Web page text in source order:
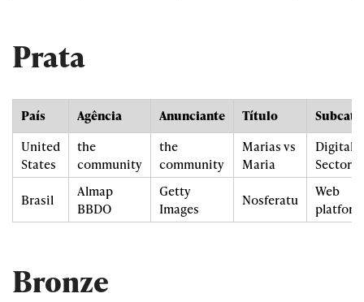
Prata
País Agência Anunciante Título
United
States
the
community
the
community
Marias vs
Maria
Digital:
Sectors
Brasil
Almap
BBDO
Getty
Images
Nosferatu
Web
Bronze